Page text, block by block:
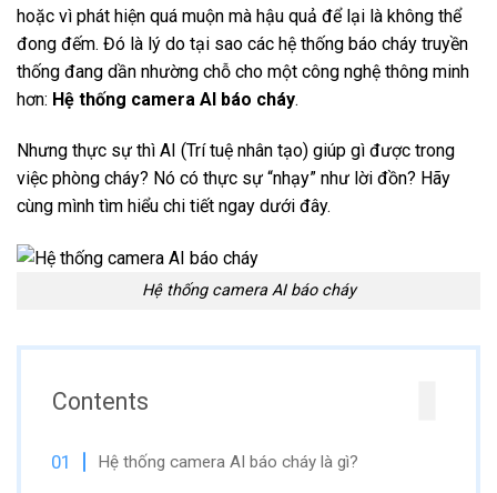
hoặc vì phát hiện quá muộn mà hậu quả để lại là không thể
đong đếm. Đó là lý do tại sao các hệ thống báo cháy truyền
thống đang dần nhường chỗ cho một công nghệ thông minh
hơn: Hệ thống camera AI báo cháy.
Nhưng thực sự thì AI (Trí tuệ nhân tạo) giúp gì được trong
việc phòng cháy? Nó có thực sự “nhạy” như lời đồn? Hãy
cùng mình tìm hiểu chi tiết ngay dưới đây.
Hệ thống camera AI báo cháy
Contents
Hệ thống camera AI báo cháy là gì?